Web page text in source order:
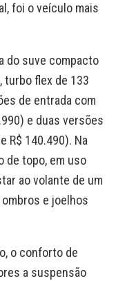
foi o veículo mais
do suve compacto
turbo flex de 133
de entrada com
e duas versões
R$ 140.490). Na
de topo, em uso
ao volante de um
e joelhos
o conforto de
a suspensão